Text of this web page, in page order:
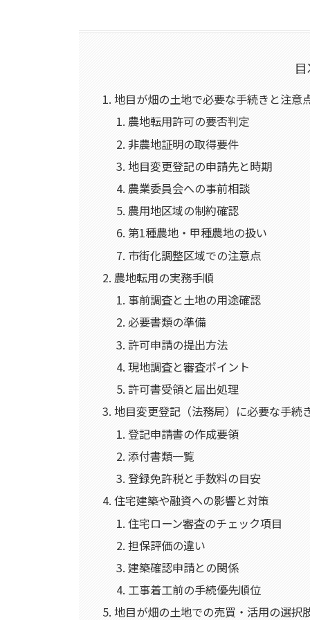
地目が畑の土地で必要な手続きと注意
農地転用許可の要否判定
非農地証明の取得要件
地目変更登記の申請先と時期
農業委員会への事前相談
農用地区域の制約確認
第1種農地・甲種農地の扱い
市街化調整区域での注意点
農地転用の実務手順
事前調査と土地の用途確認
必要書類の準備
許可申請の提出方法
現地調査と審査ポイント
許可書受領と届出処理
地目変更登記（法務局）に必要な手続
登記申請書の作成要領
添付書類一覧
登録免許税と手数料の目安
住宅建築や融資への影響と対策
住宅ローン審査のチェック項目
担保評価の違い
建築確認申請との関係
工事着工前の手続優先順位
地目が畑の土地での売買・活用の選択